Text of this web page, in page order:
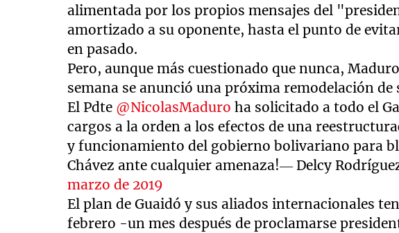
alimentada por los propios mensajes del
amortizado a su oponente, hasta el punto de
en pasado.
Pero, aunque más cuestionado que nunca,
semana se anunció una próxima remodelación de
El Pdte @NicolasMaduro ha solicitado a todo el
cargos a la orden a los efectos de una
y funcionamiento del gobierno bolivariano para
Chávez ante cualquier amenaza!— Delcy
marzo de 2019
El plan de Guaidó y sus aliados internacionales
febrero -un mes después de proclamarse